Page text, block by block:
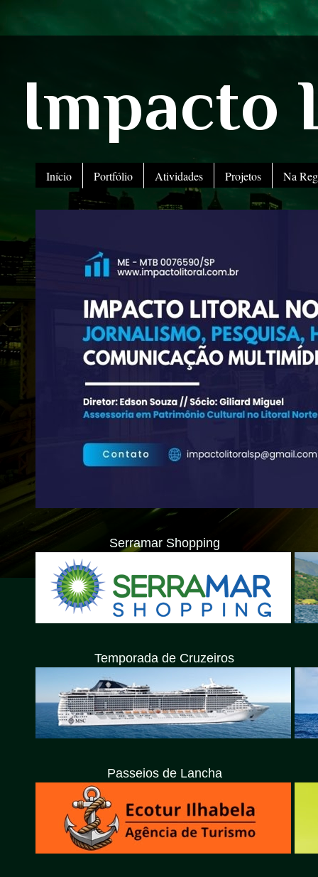
Impacto
Início Portfólio Atividades Projetos Na
Serramar Shopping
Temporada de Cruzeiros
Passeios de Lancha